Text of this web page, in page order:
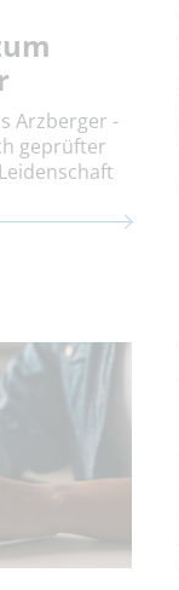
Arzberger -
geprüfter